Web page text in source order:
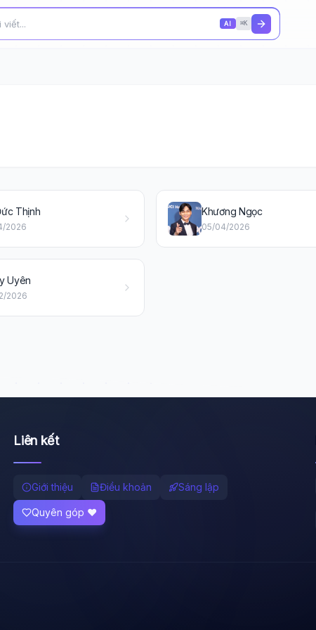
AI ⌘K
Thịnh
2026
Khương Ngọc
05/04/2026
Uyên
2026
Liên kết
Giới thiệu Điều khoản Sáng lập
Quyên góp ❤️